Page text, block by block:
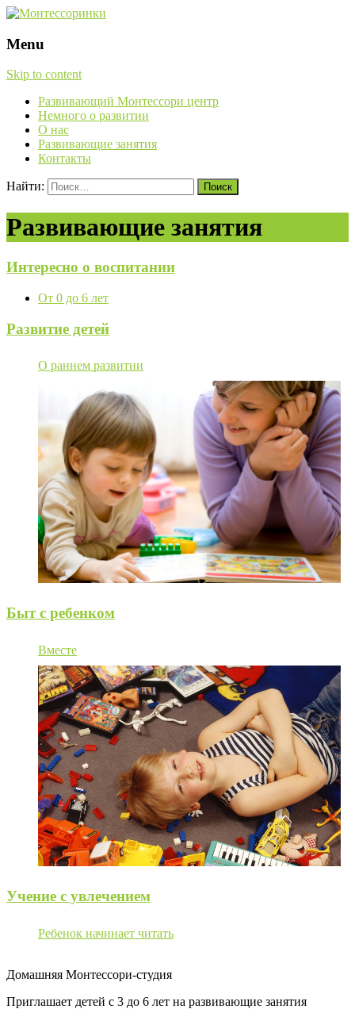
Menu
Skip to content
Развивающий Монтессори центр
Немного о развитии
О нас
Развивающие занятия
Контакты
Найти:
Развивающие занятия
Интересно о воспитании
От 0 до 6 лет
Развитие детей
О раннем развитии
Быт с ребенком
Вместе
Учение с увлечением
Ребенок начинает читать
Домашняя Монтессори-студия
Приглашает детей с 3 до 6 лет на развивающие занятия